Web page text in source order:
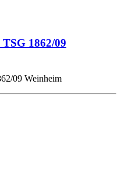
1862/09
09 Weinheim